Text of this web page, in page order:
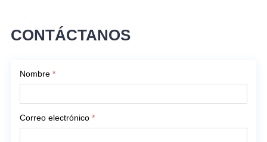
CONTÁCTANOS
Nombre *
Correo electrónico *